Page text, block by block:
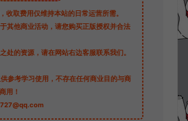
收取费用仅维持本站的日常运营所需。
其他商业活动，请您购买正版授权并合法
处的资源，请在网站右边客服联系我们。
参考学习使用，不存在任何商业目的与商
用！